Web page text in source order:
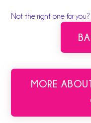
Not the right one for you?
MORE